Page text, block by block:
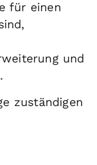
für einen
und
zuständigen